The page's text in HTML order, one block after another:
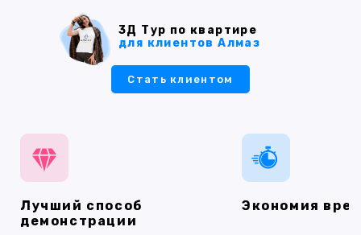
3Д Тур по квартире
для клиентов Алмаз
Стать клиентом
Лучший способ
демонстрации
Экономия